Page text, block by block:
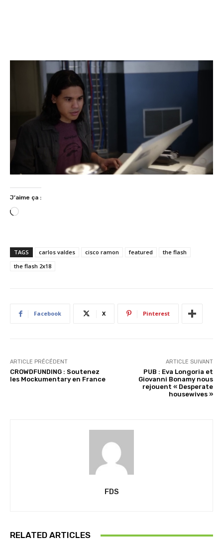
J’aime ça :
C
r
g
e
t
TAGS carlos valdes cisco ramon featured
the flash
the flash 2x18
Facebook X Pinterest
ARTICLE PRÉCÉDENT
CROWDFUNDING : Soutenez
les Mockumentary en France
ARTICLE SUIVANT
PUB : Eva Longoria et
Giovanni Bonamy nous
rejouent « Desperate
housewives »
FDS
RELATED ARTICLES